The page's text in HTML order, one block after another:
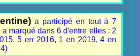
a participé en tout à 7
marqué dans 6 d'entre elles : 2
5 en 2016, 1 en 2019, 4 en